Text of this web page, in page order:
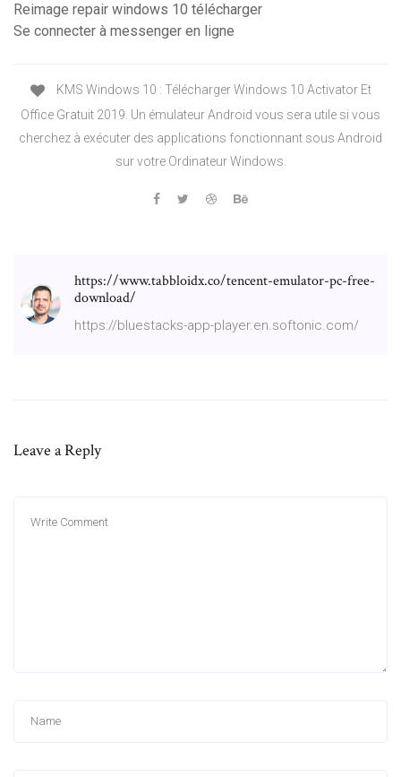
Reimage repair windows 10 télécharger
Se connecter à messenger en ligne
KMS Windows 10 : Télécharger Windows 10 Activator Et
Office Gratuit 2019. Un émulateur Android vous sera utile si vous
cherchez à exécuter des applications fonctionnant sous Android
sur votre Ordinateur Windows.
https://www.tabbloidx.co/tencent-emulator-pc-free-
download/
https://bluestacks-app-player.en.softonic.com/
Leave a Reply